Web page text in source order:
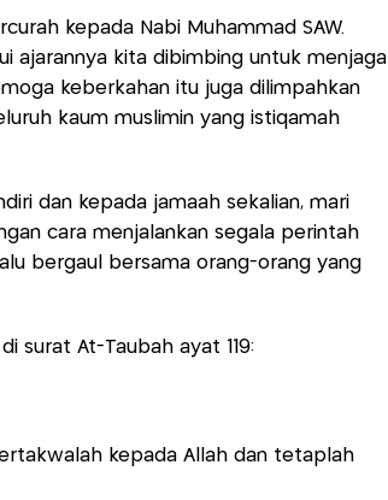
kepada Nabi Muhammad SAW.
ajarannya kita dibimbing untuk menjaga
keberkahan itu juga dilimpahkan
kaum muslimin yang istiqamah
dan kepada jamaah sekalian, mari
cara menjalankan segala perintah
bergaul bersama orang-orang yang
surat At-Taubah ayat 119:
kepada Allah dan tetaplah